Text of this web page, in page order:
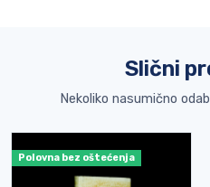
Slični
Nekoliko nasumično
Polovna bez oštećenja